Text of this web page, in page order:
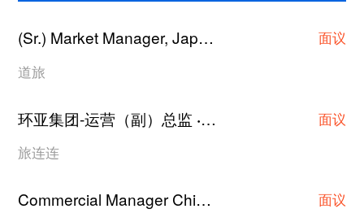
(Sr.) Market Manager, Japan Hotel Contracting ·
面议
道旅
环亚集团-运营（副）总监 · 上海
面议
旅连连
Commercial Manager China
面议